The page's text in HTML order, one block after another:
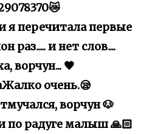
я перечитала первые
раз..... и нет слов....
ворчун... 🖤
очень.😪
ворчун 🐶
по радуге малыш 🙏🏻